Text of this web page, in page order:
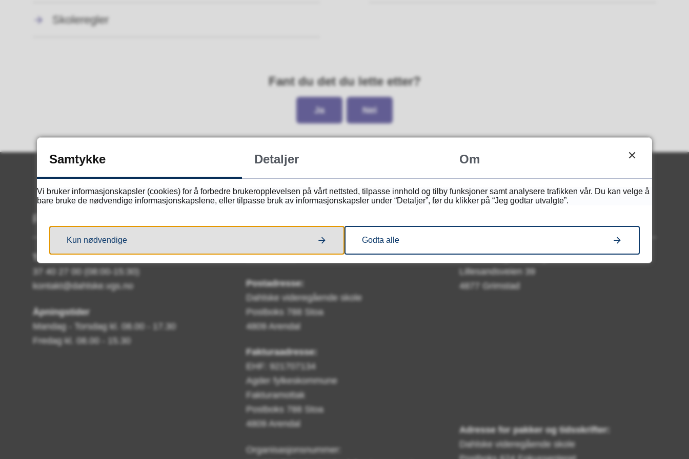
Skoleregler
Fant du det du lette etter?
Ja Nei
Telefon
37 40 27 00 (08:00-15:30)
kontakt@dahlske.vgs.no
Åpningstider
Mandag - Torsdag kl. 08.00 - 17.30
Fredag kl. 08.00 - 15.30
Send e-post
Postadresse:
Dahlske videregående skole
Postboks 788 Stoa
4809 Arendal
Fakturaadresse:
EHF: 921707134
Agder fylkeskommune
Fakturamottak
Postboks 788 Stoa
4809 Arendal
Organisasjonsnummer:
Besøks- og leveringsadresse:
Lillesandsveien 39
4877 Grimstad
Adresse for pakker og tidsskrifter:
Dahlske videregående skole
Samtykke Detaljer Om
Vi bruker informasjonskapsler (cookies) for å forbedre brukeropplevelsen på vårt nettsted, tilpasse innhold og tilby funksjoner samt analysere trafikken vår. Du kan velge å
bare bruke de nødvendige informasjonskapslene, eller tilpasse bruk av informasjonskapsler under “Detaljer”, før du klikker på “Jeg godtar utvalgte”.
Kun nødvendige Godta alle